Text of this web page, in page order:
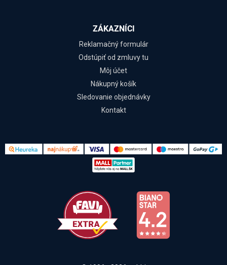
ZÁKAZNÍCI
Reklamačný formulár
Odstúpiť od zmluvy tu
Môj účet
Nákupný košík
Sledovanie objednávky
Kontakt